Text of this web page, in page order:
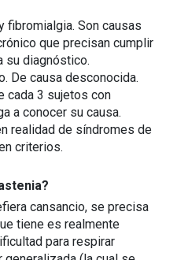
fibromialgia. Son causas
que precisan cumplir
su diagnóstico.
De causa desconocida.
cada 3 sujetos con
a conocer su causa.
realidad de síndromes de
criterios.
cansancio, se precisa
tiene es realmente
para respirar